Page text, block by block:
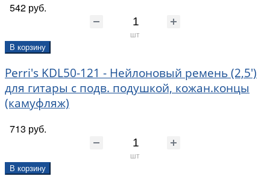
542 руб.
шт
В корзину
Perri's KDL50-121 - Нейлоновый ремень (2,5')
для гитары с подв. подушкой, кожан.концы
(камуфляж)
713 руб.
шт
В корзину